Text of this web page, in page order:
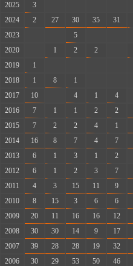
2025
3
2024
2 27 30 35 31
2023
5
2020
1 2 2
2019
1
2018
1 8 1
2017
10 4 1 4
2016
7 1 1 2 2
2015
7 2 2 4 1
2014
16 8 7 4 7
2013
6 1 3 1 2
2012
6 1 2 3 7
2011
4 3 15 11 9
2010
8 15 3 6 6
2009
20 11 16 16 12
2008
30 30 14 9 17
2007
39 28 28 19 32
2006
30 29 53 50 46